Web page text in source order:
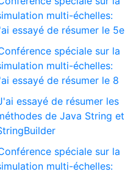
multi-échelles:
essayé de résumer le 5e
spéciale sur la
multi-échelles:
essayé de résumer le 8
essayé de résumer les
de Java String et
spéciale sur la
multi-échelles: